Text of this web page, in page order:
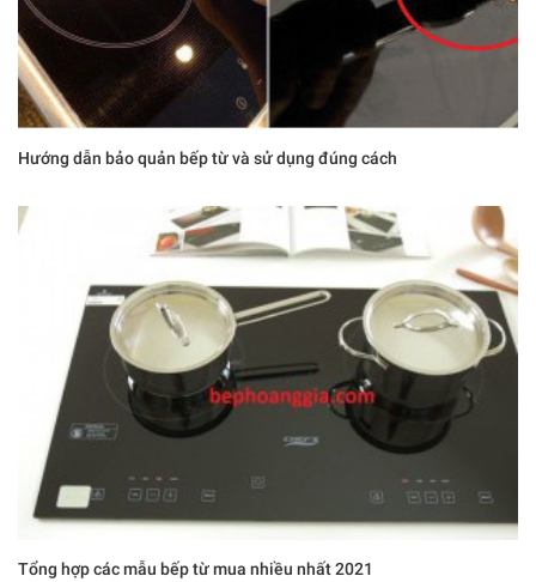
Hướng dẫn bảo quản bếp từ và sử dụng đúng cách
Tổng hợp các mẫu bếp từ mua nhiều nhất 2021